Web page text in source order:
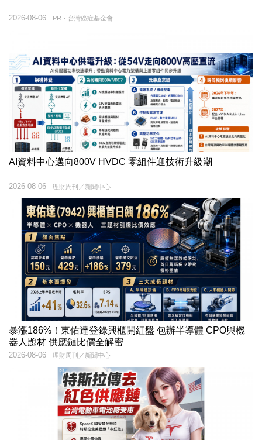
PR・台灣癌症基金會
2026-08-06
AI資料中心邁向800V HVDC 零組件迎技術升級潮
理財周刊／新聞中心
2026-08-06
暴漲186%！東佑達登錄興櫃開紅盤 包辦半導體 CPO與機
器人題材 供應鏈比價全解密
理財周刊／新聞中心
2026-08-06